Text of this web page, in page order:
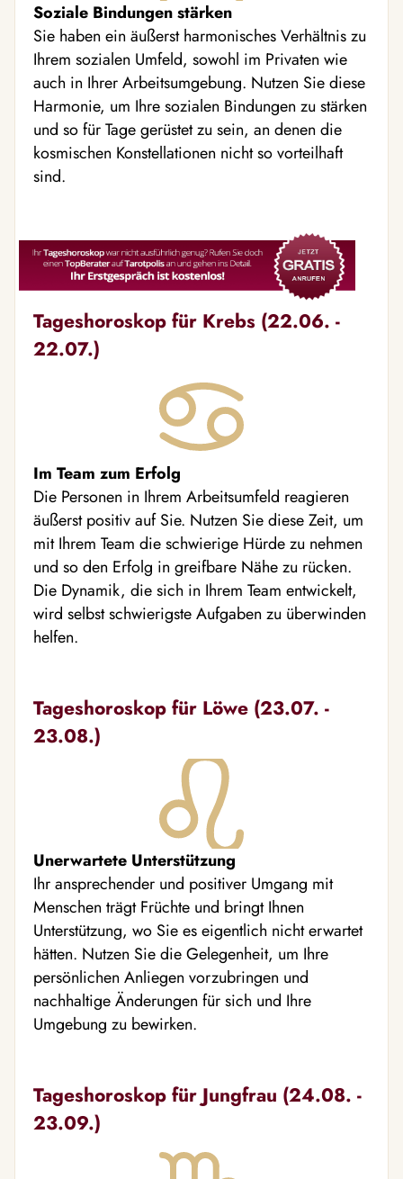
Soziale Bindungen stärken
Sie haben ein äußerst harmonisches Verhältnis zu
Ihrem sozialen Umfeld, sowohl im Privaten wie
auch in Ihrer Arbeitsumgebung. Nutzen Sie diese
Harmonie, um Ihre sozialen Bindungen zu stärken
und so für Tage gerüstet zu sein, an denen die
kosmischen Konstellationen nicht so vorteilhaft
sind.
Tageshoroskop für Krebs (22.06. -
22.07.)
Im Team zum Erfolg
Die Personen in Ihrem Arbeitsumfeld reagieren
äußerst positiv auf Sie. Nutzen Sie diese Zeit, um
mit Ihrem Team die schwierige Hürde zu nehmen
und so den Erfolg in greifbare Nähe zu rücken.
Die Dynamik, die sich in Ihrem Team entwickelt,
wird selbst schwierigste Aufgaben zu überwinden
helfen.
Tageshoroskop für Löwe (23.07. -
23.08.)
Unerwartete Unterstützung
Ihr ansprechender und positiver Umgang mit
Menschen trägt Früchte und bringt Ihnen
Unterstützung, wo Sie es eigentlich nicht erwartet
hätten. Nutzen Sie die Gelegenheit, um Ihre
persönlichen Anliegen vorzubringen und
nachhaltige Änderungen für sich und Ihre
Umgebung zu bewirken.
Tageshoroskop für Jungfrau (24.08. -
23.09.)